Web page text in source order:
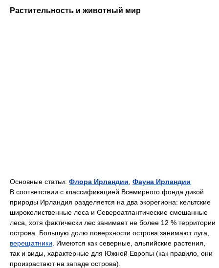
Растительность и животный мир
Основные статьи: Флора Ирландии Фауна Ирландии
В соответствии с классификацией Всемирного фонда дикой
природы Ирландия разделяется на два экорегиона: кельтские
широколиственные леса и Североатлантические смешанные
леса, хотя фактически лес занимает не более 12 % территории
острова. Большую долю поверхности острова занимают луга,
верещатники . Имеются как северные, альпийские растения,
так и виды, характерные для Южной Европы (как правило, они
произрастают на западе острова).